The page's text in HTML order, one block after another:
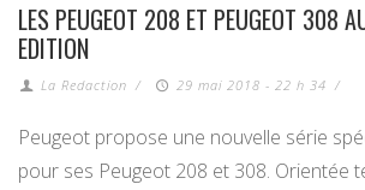
LES PEUGEOT 208 ET PEUGEOT 308
EDITION
La Redaction / 29 mai 2018 - 22 h 34 /
Peugeot propose une nouvelle série
pour ses Peugeot 208 et 308. Orientée